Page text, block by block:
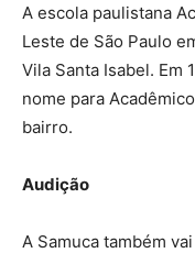
A escola paulistana
Leste de São Paulo
Vila Santa Isabel. Em
nome para
bairro.
Audição
A Samuca também